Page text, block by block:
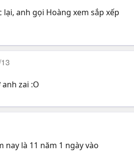
anh gọi Hoàng xem sắp xếp
zai :O
nay là 11 năm 1 ngày vào